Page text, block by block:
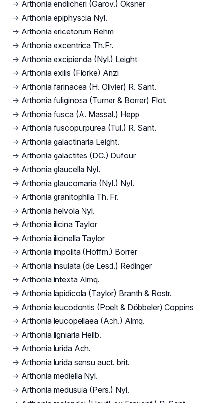
→ Arthonia endlicheri (Garov.) Oksner
→ Arthonia epiphyscia Nyl.
→ Arthonia ericetorum Rehm
→ Arthonia excentrica Th.Fr.
→ Arthonia excipienda (Nyl.) Leight.
→ Arthonia exilis (Flörke) Anzi
→ Arthonia farinacea (H. Olivier) R. Sant.
→ Arthonia fuliginosa (Turner & Borrer) Flot.
→ Arthonia fusca (A. Massal.) Hepp
→ Arthonia fuscopurpurea (Tul.) R. Sant.
→ Arthonia galactinaria Leight.
→ Arthonia galactites (DC.) Dufour
→ Arthonia glaucella Nyl.
→ Arthonia glaucomaria (Nyl.) Nyl.
→ Arthonia granitophila Th. Fr.
→ Arthonia helvola Nyl.
→ Arthonia ilicina Taylor
→ Arthonia ilicinella Taylor
→ Arthonia impolita (Hoffm.) Borrer
→ Arthonia insulata (de Lesd.) Redinger
→ Arthonia intexta Almq.
→ Arthonia lapidicola (Taylor) Branth & Rostr.
→ Arthonia leucodontis (Poelt & Döbbeler) Coppins
→ Arthonia leucopellaea (Ach.) Almq.
→ Arthonia ligniaria Hellb.
→ Arthonia lurida Ach.
→ Arthonia lurida sensu auct. brit.
→ Arthonia mediella Nyl.
→ Arthonia medusula (Pers.) Nyl.